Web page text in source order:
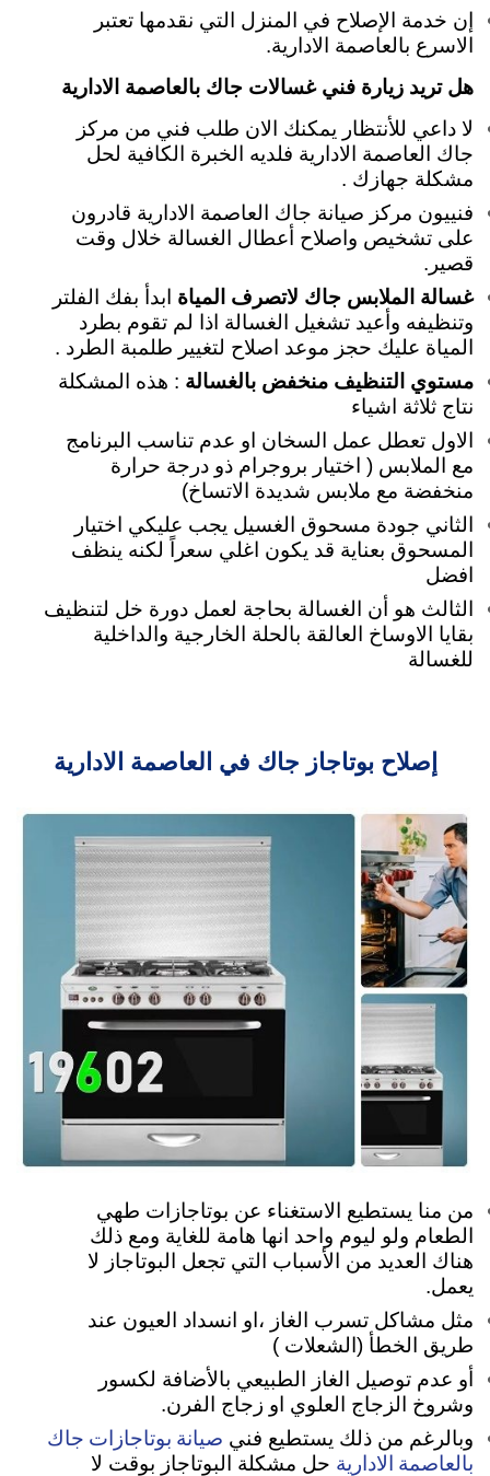
إن خدمة الإصلاح في المنزل التي نقدمها تعتبر
الاسرع بالعاصمة الادارية.
هل تريد زيارة فني غسالات جاك بالعاصمة الادارية
لا داعي للأنتظار يمكنك الان طلب فني من مركز
جاك العاصمة الادارية فلديه الخبرة الكافية لحل
مشكلة جهازك .
فنييون مركز صيانة جاك العاصمة الادارية قادرون
على تشخيص واصلاح أعطال الغسالة خلال وقت
قصير.
غسالة الملابس جاك لاتصرف المياة ابدأ بفك الفلتر
وتنظيفه وأعيد تشغيل الغسالة اذا لم تقوم بطرد
المياة عليك حجز موعد اصلاح لتغيير طلمبة الطرد .
مستوي التنظيف منخفض بالغسالة : هذه المشكلة
نتاج ثلاثة اشياء
الاول تعطل عمل السخان او عدم تناسب البرنامج
مع الملابس ( اختيار بروجرام ذو درجة حرارة
منخفضة مع ملابس شديدة الاتساخ)
الثاني جودة مسحوق الغسيل يجب عليكي اختيار
المسحوق بعناية قد يكون اغلي سعراً لكنه ينظف
افضل
الثالث هو أن الغسالة بحاجة لعمل دورة خل لتنظيف
بقايا الاوساخ العالقة بالحلة الخارجية والداخلية
للغسالة
إصلاح بوتاجاز جاك في العاصمة الادارية
من منا يستطيع الاستغناء عن بوتاجازات طهي
الطعام ولو ليوم واحد انها هامة للغاية ومع ذلك
هناك العديد من الأسباب التي تجعل البوتاجاز لا
يعمل.
مثل مشاكل تسرب الغاز ،او انسداد العيون عند
طريق الخطأ (الشعلات )
أو عدم توصيل الغاز الطبيعي بالأضافة لكسور
وشروخ الزجاج العلوي او زجاج الفرن.
وبالرغم من ذلك يستطيع فني صيانة بوتاجازات جاك
بالعاصمة الادارية حل مشكلة البوتاجاز بوقت لا